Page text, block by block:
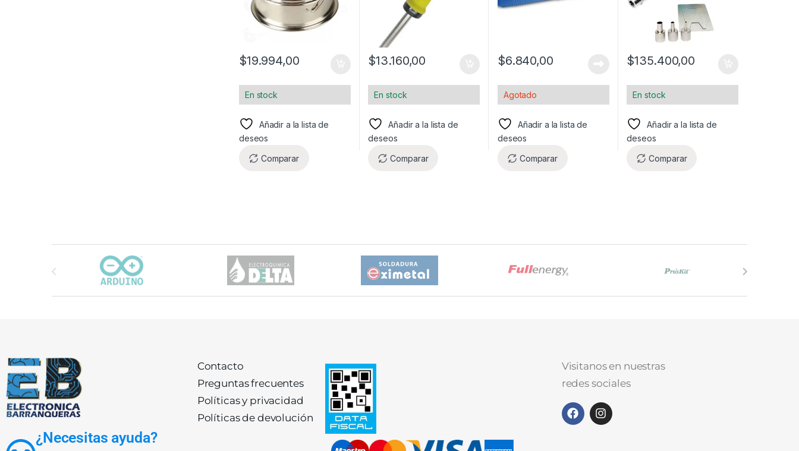
$19.994,00
En stock
Añadir a la lista de
deseos
Comparar
$13.160,00
En stock
Añadir a la lista de
deseos
Comparar
$6.840,00
Agotado
Añadir a la lista de
deseos
Comparar
$135.400,00
En stock
Añadir a la lista de
deseos
Comparar
Carrusel de marcas
¿Necesitas ayuda?
Contacto
Preguntas frecuentes
Políticas y privacidad
Políticas de devolución
Visitanos en nuestras
redes sociales